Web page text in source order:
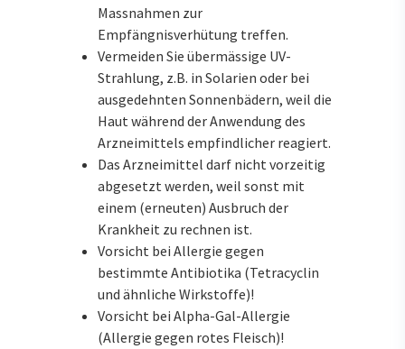
Massnahmen zur
Empfängnisverhütung treffen.
Vermeiden Sie übermässige UV-
Strahlung, z.B. in Solarien oder bei
ausgedehnten Sonnenbädern, weil die
Haut während der Anwendung des
Arzneimittels empfindlicher reagiert.
Das Arzneimittel darf nicht vorzeitig
abgesetzt werden, weil sonst mit
einem (erneuten) Ausbruch der
Krankheit zu rechnen ist.
Vorsicht bei Allergie gegen
bestimmte Antibiotika (Tetracyclin
und ähnliche Wirkstoffe)!
Vorsicht bei Alpha-Gal-Allergie
(Allergie gegen rotes Fleisch)!